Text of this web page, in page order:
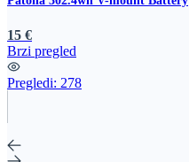
15 €
Brzi pregled
Pregledi: 278